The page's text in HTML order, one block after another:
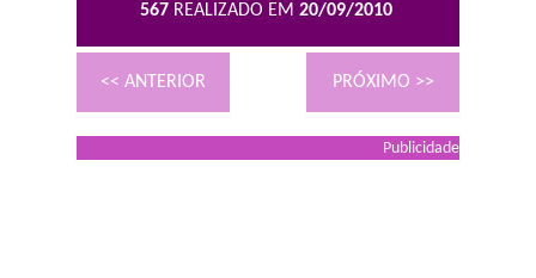
567 REALIZADO EM 20/09/2010
<< ANTERIOR PRÓXIMO >>
Publicidade